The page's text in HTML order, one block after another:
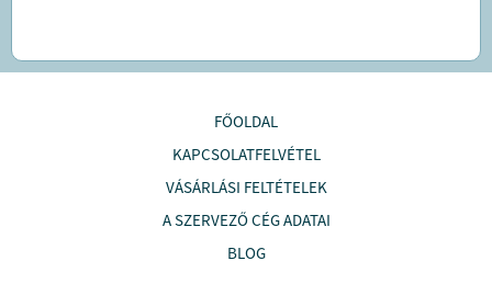
FŐOLDAL
KAPCSOLATFELVÉTEL
VÁSÁRLÁSI FELTÉTELEK
A SZERVEZŐ CÉG ADATAI
BLOG